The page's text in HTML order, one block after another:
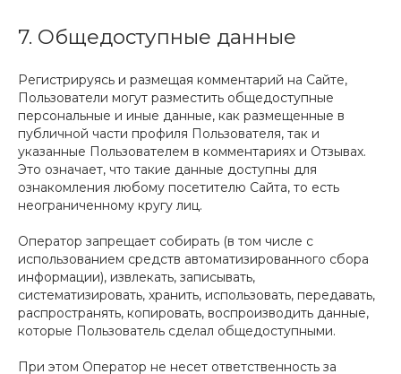
7. Общедоступные данные
Регистрируясь и размещая комментарий на Сайте,
Пользователи могут разместить общедоступные
персональные и иные данные, как размещенные в
публичной части профиля Пользователя, так и
указанные Пользователем в комментариях и Отзывах.
Это означает, что такие данные доступны для
ознакомления любому посетителю Сайта, то есть
неограниченному кругу лиц.
Оператор запрещает собирать (в том числе с
использованием средств автоматизированного сбора
информации), извлекать, записывать,
систематизировать, хранить, использовать, передавать,
распространять, копировать, воспроизводить данные,
которые Пользователь сделал общедоступными.
При этом Оператор не несет ответственность за